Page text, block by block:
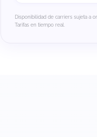
Disponibilidad de carriers sujeta a
Tarifas en tiempo real.